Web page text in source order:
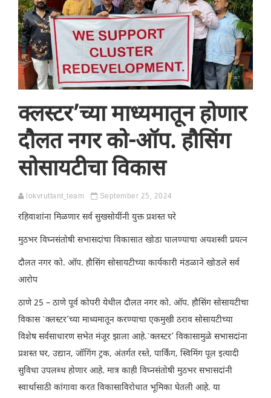
क्लस्टर’च्या माध्यमातून होणार
दौलत नगर को-ऑप. हौसिंग
सोसायटीचा विकास
lokvruttant_team September 25, 2024
रहिवाशांना मिळणार सर्व सुखसोयींनी युक्त प्रशस्त घरे
मुठभर विघ्नसंतोषी सभासदांचा विकासात खोडा घालण्याचा अयशस्वी प्रयत्न
दौलत नगर को. ऑप. हौसिंग सोसायटीच्या कार्यकारी मंडळाने खोडले सर्व
आरोप
ठाणे 25 – ठाणे पूर्व कोपरी येथील दौलत नगर को. ऑप. हौसिंग सोसायटीचा
विकास `क्लस्टर’च्या माध्यमातून करण्याचा एकमुखी ठराव सोसायटीच्या
विशेष सर्वसाधारण सभेत मंजूर झाला आहे.`क्लस्टर’ विकासामुळे सभासदांना
प्रशस्त घर, उद्यान, जॉगिंग ट्रक, अंतर्गत रस्ते, पार्किंग, स्विमिंग पूल इत्यादी
सुविधा उपलब्ध होणार आहे. मात्र काही विघ्नसंतोषी मुठभर सभासदांनी
स्वार्थासाठी कांगावा करत विकासाविरोधात भूमिका घेतली आहे. या